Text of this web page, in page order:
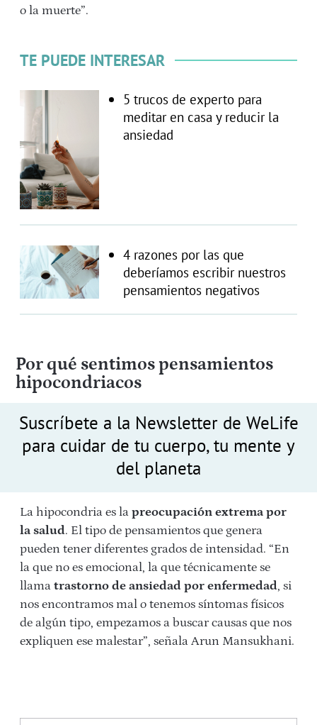
o la muerte”.
TE PUEDE INTERESAR
5 trucos de experto para
meditar en casa y reducir la
ansiedad
4 razones por las que
deberíamos escribir nuestros
pensamientos negativos
Por qué sentimos pensamientos
hipocondriacos
Suscríbete a la Newsletter de WeLife
para cuidar de tu cuerpo, tu mente y
del planeta
La hipocondria es la preocupación extrema por
la salud. El tipo de pensamientos que genera
pueden tener diferentes grados de intensidad. “En
la que no es emocional, la que técnicamente se
llama trastorno de ansiedad por enfermedad, si
nos encontramos mal o tenemos síntomas físicos
de algún tipo, empezamos a buscar causas que nos
expliquen ese malestar”, señala Arun Mansukhani.